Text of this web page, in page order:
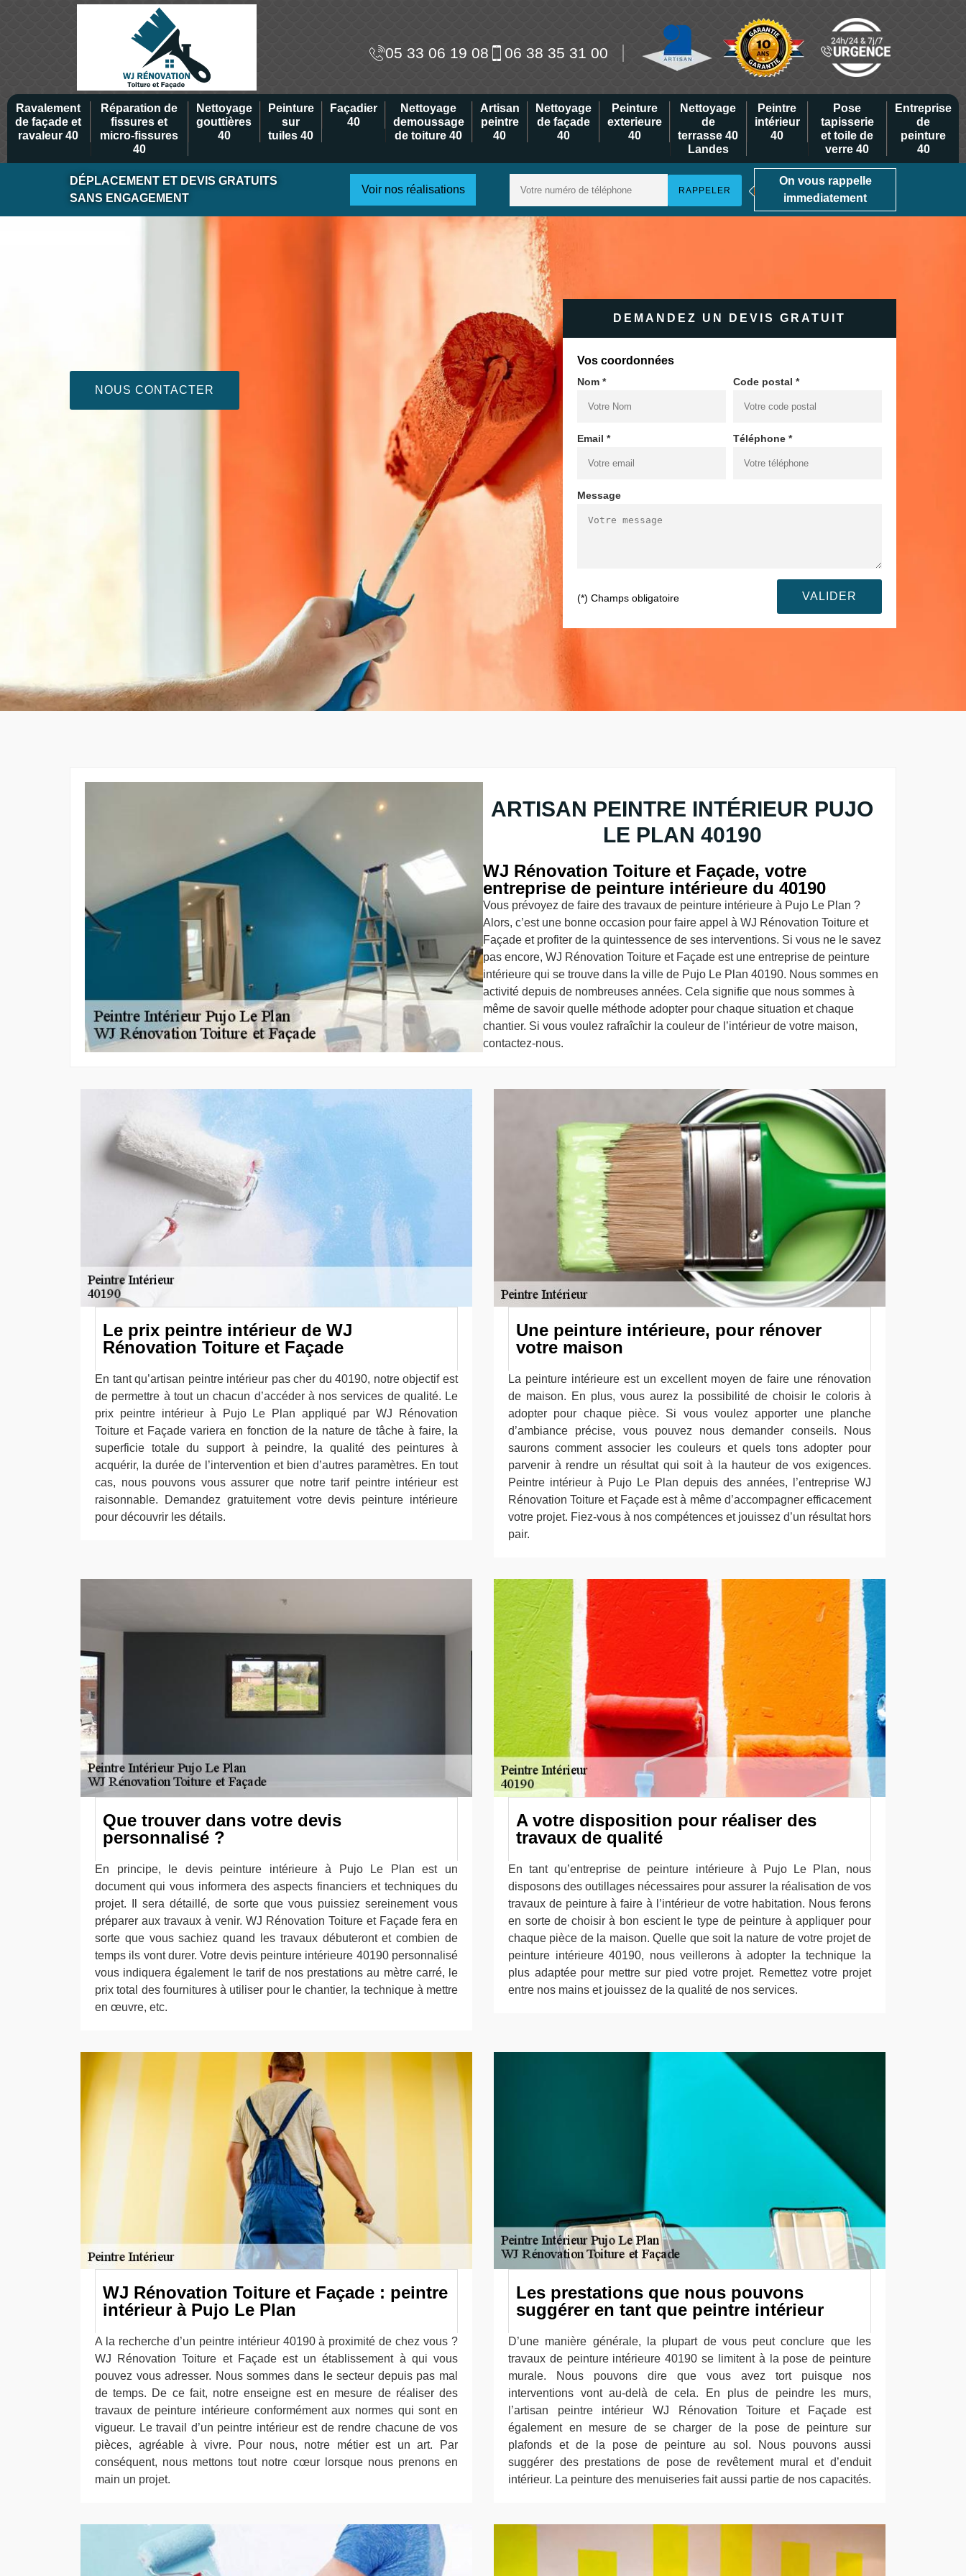
05 33 06 19 08 06 38 35 31 00
Ravalement
de façade et
ravaleur 40
Réparation de
fissures et
micro-fissures
40
Nettoyage
gouttières
40
Peinture
sur
tuiles 40
Façadier
40
Nettoyage
demoussage
de toiture 40
Artisan
peintre
40
Nettoyage
de façade
40
Peinture
exterieure
40
Nettoyage
de
terrasse 40
Landes
Peintre
intérieur
40
Pose
tapisserie
et toile de
verre 40
Entreprise
de
peinture
40
DÉPLACEMENT ET DEVIS GRATUITS
SANS ENGAGEMENT
Voir nos réalisations
On vous rappelle
immediatement
NOUS CONTACTER
DEMANDEZ UN DEVIS GRATUIT
Vos coordonnées
Nom * Code postal *
Email * Téléphone *
Message
(*) Champs obligatoire
ARTISAN PEINTRE INTÉRIEUR PUJO
LE PLAN 40190
WJ Rénovation Toiture et Façade, votre
entreprise de peinture intérieure du 40190
Vous prévoyez de faire des travaux de peinture intérieure à Pujo Le Plan ?
Alors, c’est une bonne occasion pour faire appel à WJ Rénovation Toiture et
Façade et profiter de la quintessence de ses interventions. Si vous ne le savez
pas encore, WJ Rénovation Toiture et Façade est une entreprise de peinture
intérieure qui se trouve dans la ville de Pujo Le Plan 40190. Nous sommes en
activité depuis de nombreuses années. Cela signifie que nous sommes à
même de savoir quelle méthode adopter pour chaque situation et chaque
chantier. Si vous voulez rafraîchir la couleur de l’intérieur de votre maison,
contactez-nous.
Le prix peintre intérieur de WJ
Rénovation Toiture et Façade
En tant qu’artisan peintre intérieur pas cher du 40190, notre objectif est
de permettre à tout un chacun d’accéder à nos services de qualité. Le
prix peintre intérieur à Pujo Le Plan appliqué par WJ Rénovation
Toiture et Façade variera en fonction de la nature de tâche à faire, la
superficie totale du support à peindre, la qualité des peintures à
acquérir, la durée de l’intervention et bien d’autres paramètres. En tout
cas, nous pouvons vous assurer que notre tarif peintre intérieur est
raisonnable. Demandez gratuitement votre devis peinture intérieure
pour découvrir les détails.
Une peinture intérieure, pour rénover
votre maison
La peinture intérieure est un excellent moyen de faire une rénovation
de maison. En plus, vous aurez la possibilité de choisir le coloris à
adopter pour chaque pièce. Si vous voulez apporter une planche
d’ambiance précise, vous pouvez nous demander conseils. Nous
saurons comment associer les couleurs et quels tons adopter pour
parvenir à rendre un résultat qui soit à la hauteur de vos exigences.
Peintre intérieur à Pujo Le Plan depuis des années, l’entreprise WJ
Rénovation Toiture et Façade est à même d’accompagner efficacement
votre projet. Fiez-vous à nos compétences et jouissez d’un résultat hors
pair.
Que trouver dans votre devis
personnalisé ?
En principe, le devis peinture intérieure à Pujo Le Plan est un
document qui vous informera des aspects financiers et techniques du
projet. Il sera détaillé, de sorte que vous puissiez sereinement vous
préparer aux travaux à venir. WJ Rénovation Toiture et Façade fera en
sorte que vous sachiez quand les travaux débuteront et combien de
temps ils vont durer. Votre devis peinture intérieure 40190 personnalisé
vous indiquera également le tarif de nos prestations au mètre carré, le
prix total des fournitures à utiliser pour le chantier, la technique à mettre
en œuvre, etc.
A votre disposition pour réaliser des
travaux de qualité
En tant qu’entreprise de peinture intérieure à Pujo Le Plan, nous
disposons des outillages nécessaires pour assurer la réalisation de vos
travaux de peinture à faire à l’intérieur de votre habitation. Nous ferons
en sorte de choisir à bon escient le type de peinture à appliquer pour
chaque pièce de la maison. Quelle que soit la nature de votre projet de
peinture intérieure 40190, nous veillerons à adopter la technique la
plus adaptée pour mettre sur pied votre projet. Remettez votre projet
entre nos mains et jouissez de la qualité de nos services.
WJ Rénovation Toiture et Façade : peintre
intérieur à Pujo Le Plan
A la recherche d’un peintre intérieur 40190 à proximité de chez vous ?
WJ Rénovation Toiture et Façade est un établissement à qui vous
pouvez vous adresser. Nous sommes dans le secteur depuis pas mal
de temps. De ce fait, notre enseigne est en mesure de réaliser des
travaux de peinture intérieure conformément aux normes qui sont en
vigueur. Le travail d’un peintre intérieur est de rendre chacune de vos
pièces, agréable à vivre. Pour nous, notre métier est un art. Par
conséquent, nous mettons tout notre cœur lorsque nous prenons en
main un projet.
Les prestations que nous pouvons
suggérer en tant que peintre intérieur
D’une manière générale, la plupart de vous peut conclure que les
travaux de peinture intérieure 40190 se limitent à la pose de peinture
murale. Nous pouvons dire que vous avez tort puisque nos
interventions vont au-delà de cela. En plus de peindre les murs,
l’artisan peintre intérieur WJ Rénovation Toiture et Façade est
également en mesure de se charger de la pose de peinture sur
plafonds et de la pose de peinture au sol. Nous pouvons aussi
suggérer des prestations de pose de revêtement mural et d’enduit
intérieur. La peinture des menuiseries fait aussi partie de nos capacités.